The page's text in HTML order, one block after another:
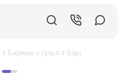
Барные стулья Барный стул